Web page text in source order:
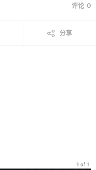
评论 0
分享
1 of 1